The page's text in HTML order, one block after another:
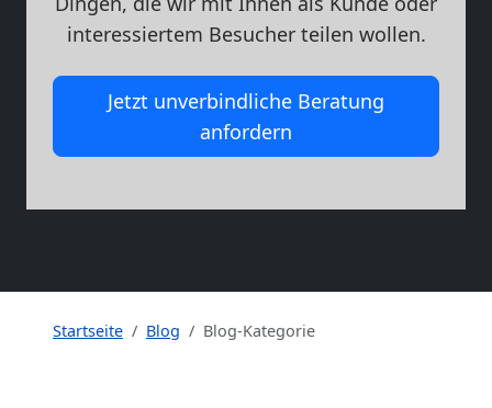
interessiertem Besucher teilen wollen.
Jetzt unverbindliche Beratung
anfordern
Startseite Blog Blog-Kategorie